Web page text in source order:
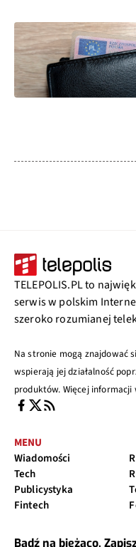
TELEPOLIS.PL to
serwis w polskim
szeroko rozumianej
Na stronie mogą znajdować
wspierają jej działalność
produktów. Więcej informacji
MENU
Wiadomości
Tech
Publicystyka
Fintech
Bądź na bieżąco.